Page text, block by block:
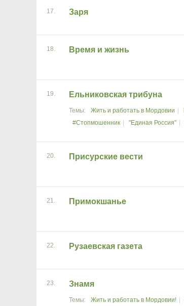
17. Заря
18. Время и жизнь
19. Ельниковская трибуна
Жить и работать в Мордовии
#Стопмошенник
"Единая Россия"
20. Присурские вести
21. Примокшанье
22. Рузаевская газета
23. Знамя
Жить и работать в Мордовии!